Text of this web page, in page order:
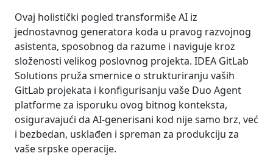
Ovaj holistički pogled transformiše AI iz
jednostavnog generatora koda u pravog razvojnog
asistenta, sposobnog da razume i naviguje kroz
složenosti velikog poslovnog projekta. IDEA GitLab
Solutions pruža smernice o strukturiranju vaših
GitLab projekata i konfigurisanju vaše Duo Agent
platforme za isporuku ovog bitnog konteksta,
osiguravajući da AI-generisani kod nije samo brz, već
i bezbedan, usklađen i spreman za produkciju za
vaše srpske operacije.